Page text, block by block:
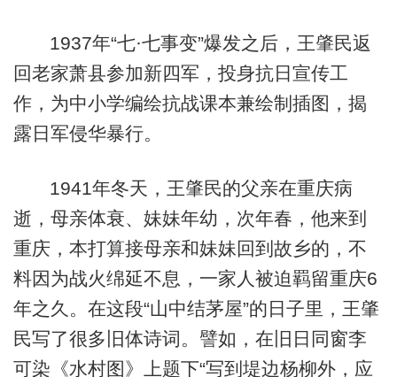
1937年“七·七事变”爆发之后，王肇民返
回老家萧县参加新四军，投身抗日宣传工
作，为中小学编绘抗战课本兼绘制插图，揭
露日军侵华暴行。
1941年冬天，王肇民的父亲在重庆病
逝，母亲体衰、妹妹年幼，次年春，他来到
重庆，本打算接母亲和妹妹回到故乡的，不
料因为战火绵延不息，一家人被迫羁留重庆6
年之久。在这段“山中结茅屋”的日子里，王肇
民写了很多旧体诗词。譬如，在旧日同窗李
可染《水村图》上题下“写到堤边杨柳外，应